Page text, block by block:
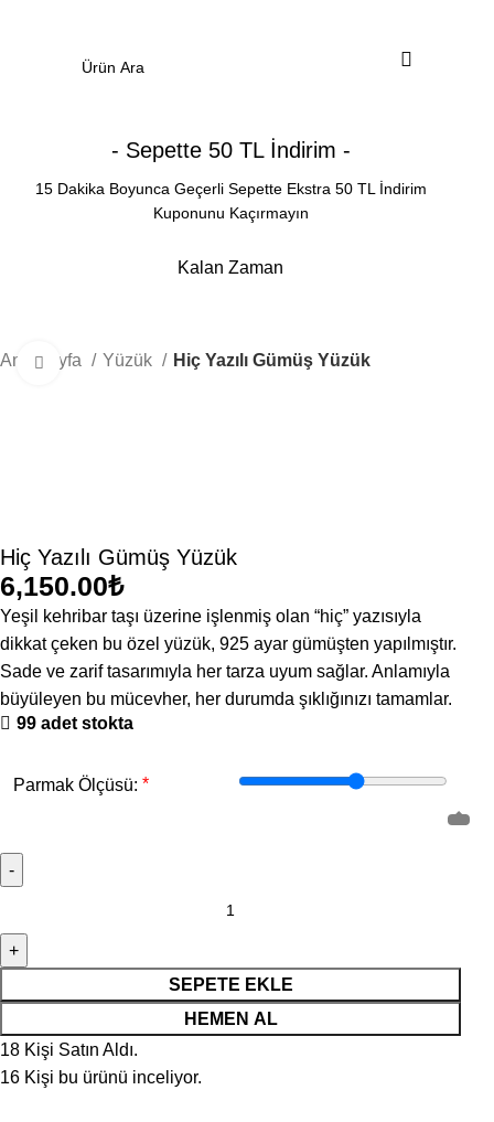
- Sepette 50 TL İndirim -
15 Dakika Boyunca Geçerli Sepette Ekstra 50 TL İndirim
Kuponunu Kaçırmayın
Kalan Zaman
Ana Sayfa Yüzük Hiç Yazılı Gümüş Yüzük
Büyütmek için tıklayın
Hiç Yazılı Gümüş Yüzük
₺
Yeşil kehribar taşı üzerine işlenmiş olan “hiç” yazısıyla
dikkat çeken bu özel yüzük, 925 ayar gümüşten yapılmıştır.
Sade ve zarif tasarımıyla her tarza uyum sağlar. Anlamıyla
büyüleyen bu mücevher, her durumda şıklığınızı tamamlar.
99 adet stokta
Parmak Ölçüsü: *
SEPETE EKLE
HEMEN AL
18 Kişi Satın Aldı.
16 Kişi bu ürünü inceliyor.